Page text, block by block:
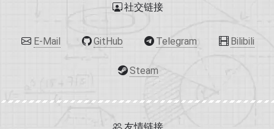
社交链接
E-Mail GitHub Telegram Bilibili
Steam